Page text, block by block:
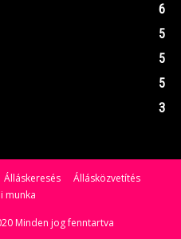
6
5
5
5
3
Álláskeresés
Állásközvetítés
munka
Minden jog fenntartva